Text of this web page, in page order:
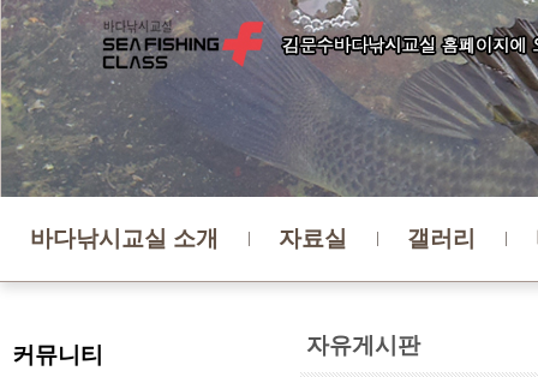
바다낚시교실 소개 자료실 갤러리
자유게시판
커뮤니티